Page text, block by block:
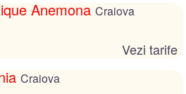
Anemona Craiova
Vezi tarife
Craiova